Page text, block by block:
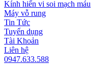
Kính hiển vi soi mạch máu
Máy vỗ rung
Tin Tức
Tuyển dụng
Tài Khoản
Liên hệ
0947.633.588